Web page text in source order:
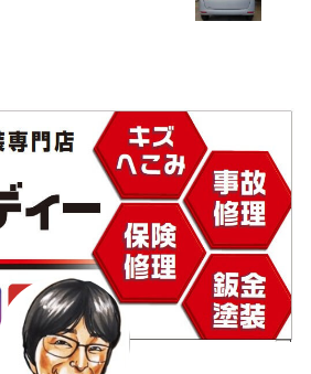
ち
前のマスキング 根気よく剥が
行います。 下地塗装⇒ベース
塗装⇒クリヤー塗 ...